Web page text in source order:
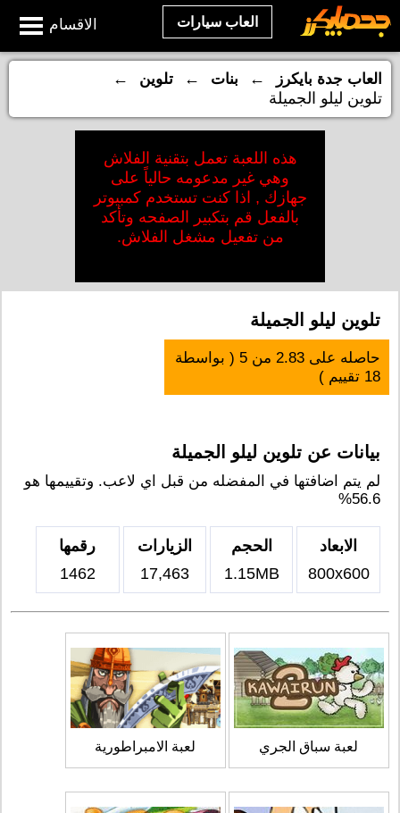
الاقسام العاب سيارات
العاب جدة بايكرز ← بنات ← تلوين
←
تلوين ليلو الجميلة
هذه اللعبة تعمل بتقنية الفلاش
وهي غير مدعومه حالياً على
جهازك , اذا كنت تستخدم كمبيوتر
بالفعل قم بتكبير الصفحه وتأكد
من تفعيل مشغل الفلاش.
تلوين ليلو الجميلة
حاصله على2.83 من5 ( بواسطة
18 تقييم )
بيانات عن تلوين ليلو الجميلة
لم يتم اضافتها في المفضله من قبل اي لاعب. وتقييمها هو
56.6%
الابعاد
800x600
الحجم
1.15MB
الزيارات
17,463
رقمها
1462
لعبة سباق الجري لعبة الامبراطورية